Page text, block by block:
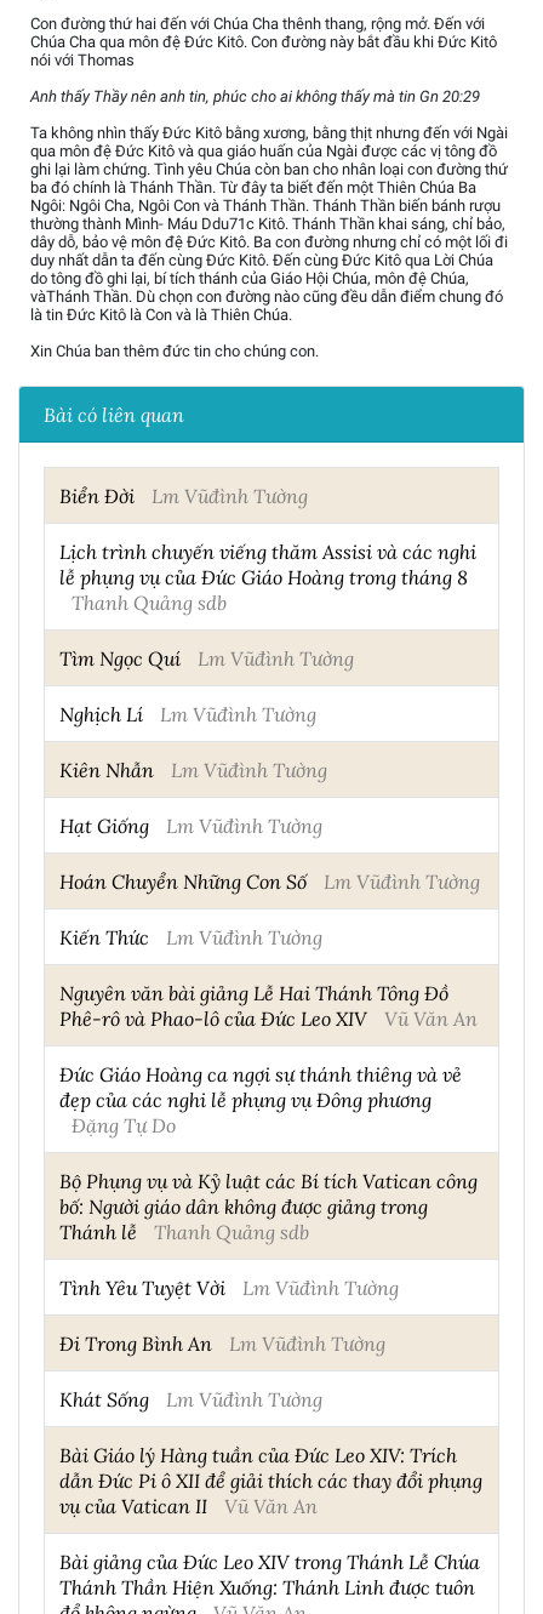
Con đường thứ hai đến với Chúa Cha thênh thang, rộng mở. Đến với
Chúa Cha qua môn đệ Đức Kitô. Con đường này bắt đầu khi Đức Kitô
nói với Thomas
Anh thấy Thầy nên anh tin, phúc cho ai không thấy mà tin Gn 20:29
Ta không nhìn thấy Đức Kitô bằng xương, bằng thịt nhưng đến với Ngài
qua môn đệ Đức Kitô và qua giáo huấn của Ngài được các vị tông đồ
ghi lại làm chứng. Tình yêu Chúa còn ban cho nhân loại con đường thứ
ba đó chính là Thánh Thần. Từ đây ta biết đến một Thiên Chúa Ba
Ngôi: Ngôi Cha, Ngôi Con và Thánh Thần. Thánh Thần biến bánh rượu
thường thành Mình- Máu Ddu71c Kitô. Thánh Thần khai sáng, chỉ bảo,
dây dỗ, bảo vệ môn đệ Đức Kitô. Ba con đường nhưng chỉ có một lối đi
duy nhất dẫn ta đến cùng Đức Kitô. Đến cùng Đức Kitô qua Lời Chúa
do tông đồ ghi lại, bí tích thánh của Giáo Hội Chúa, môn đệ Chúa,
vàThánh Thần. Dù chọn con đường nào cũng đều dẫn điểm chung đó
là tin Đức Kitô là Con và là Thiên Chúa.
Xin Chúa ban thêm đức tin cho chúng con.
Bài có liên quan
Biển Đời Lm Vũđình Tường
Lịch trình chuyến viếng thăm Assisi và các nghi
lễ phụng vụ của Đức Giáo Hoàng trong tháng 8
Thanh Quảng sdb
Tìm Ngọc Quí Lm Vũđình Tường
Nghịch Lí Lm Vũđình Tường
Kiên Nhẫn Lm Vũđình Tường
Hạt Giống Lm Vũđình Tường
Hoán Chuyển Những Con Số Lm Vũđình Tường
Kiến Thức Lm Vũđình Tường
Nguyên văn bài giảng Lễ Hai Thánh Tông Đồ
Phê-rô và Phao-lô của Đức Leo XIV
Vũ Văn An
Đức Giáo Hoàng ca ngợi sự thánh thiêng và vẻ
đẹp của các nghi lễ phụng vụ Đông phương
Đặng Tự Do
Bộ Phụng vụ và Kỷ luật các Bí tích Vatican công
bố: Người giáo dân không được giảng trong
Thánh lễ
Thanh Quảng sdb
Tình Yêu Tuyệt Vời Lm Vũđình Tường
Đi Trong Bình An Lm Vũđình Tường
Khát Sống Lm Vũđình Tường
Bài Giáo lý Hàng tuần của Đức Leo XIV: Trích
dẫn Đức Pi ô XII để giải thích các thay đổi phụng
vụ của Vatican II
Vũ Văn An
Bài giảng của Đức Leo XIV trong Thánh Lễ Chúa
Thánh Thần Hiện Xuống: Thánh Linh được tuôn